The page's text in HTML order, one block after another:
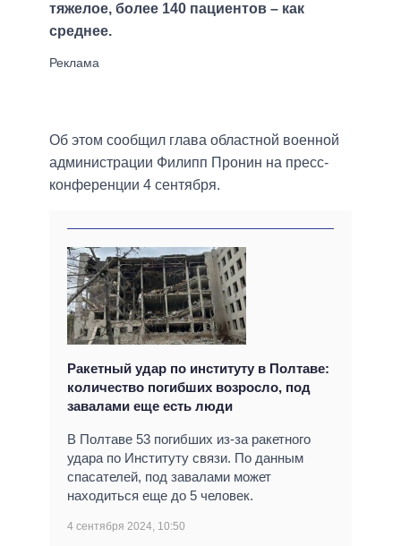
тяжелое, более 140 пациентов – как
среднее.
Об этом сообщил глава областной военной
администрации Филипп Пронин на пресс-
конференции 4 сентября.
Ракетный удар по институту в Полтаве:
количество погибших возросло, под
завалами еще есть люди
В Полтаве 53 погибших из-за ракетного
удара по Институту связи. По данным
спасателей, под завалами может
находиться еще до 5 человек.
4 сентября 2024, 10:50